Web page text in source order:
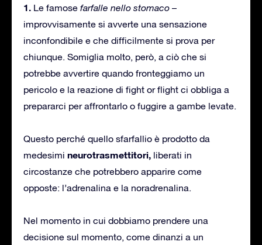
1. Le famose farfalle nello stomaco –
improvvisamente si avverte una sensazione
inconfondibile e che difficilmente si prova per
chiunque. Somiglia molto, però, a ciò che si
potrebbe avvertire quando fronteggiamo un
pericolo e la reazione di fight or flight ci obbliga a
prepararci per affrontarlo o fuggire a gambe levate.
Questo perché quello sfarfallio è prodotto da
medesimi neurotrasmettitori, liberati in
circostanze che potrebbero apparire come
opposte: l’adrenalina e la noradrenalina.
Nel momento in cui dobbiamo prendere una
decisione sul momento, come dinanzi a un